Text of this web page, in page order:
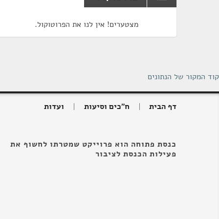
מצטערים! אין לנו את הפרוטוקול.
קוד המקור של הנתונים
דף הבית ח"כים וסיעות ועדות
כנסת פתוחה הוא פרוייקט שמטרתו לחשוף את
פעילות הכנסת לציבור